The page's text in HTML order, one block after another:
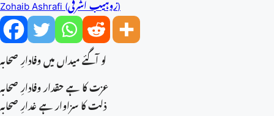
Zohaib Ashrafi (زوہیب اشرفی)
لو آگئے میداں میں وفادارِ صحابہ
عزت کا ہے حقدار وفادارِ صحابہ
ذلت کا سزاوار ہے غدارِ صحابہ